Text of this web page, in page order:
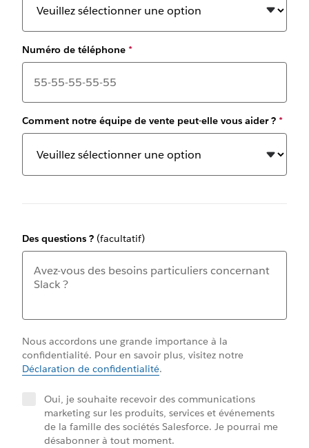
Numéro de téléphone *
Comment notre équipe de vente peut-elle vous aider ? *
Des questions ? (facultatif)
Nous accordons une grande importance à la
confidentialité. Pour en savoir plus, visitez notre
Déclaration de confidentialité.
Oui, je souhaite recevoir des communications
marketing sur les produits, services et événements
de la famille des sociétés Salesforce. Je pourrai me
désabonner à tout moment.